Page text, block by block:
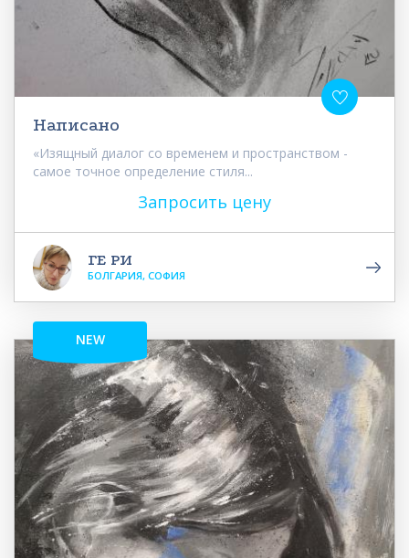
Написано
«Изящный диалог со временем и пространством -
самое точное определение стиля...
Запросить цену
ГЕ РИ
БОЛГАРИЯ, СОФИЯ
NEW